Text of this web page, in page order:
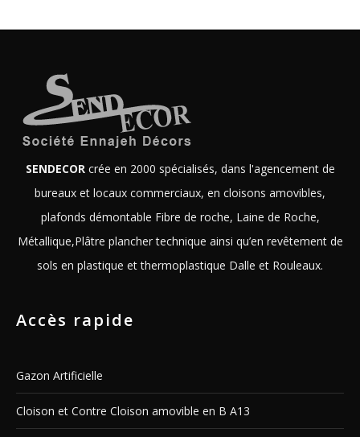
SENDECORcrée en 2000 spécialisés, dans l'agencement de
bureaux et locaux commerciaux, en cloisons amovibles,
plafonds démontable Fibre de roche, Laine de Roche,
Métallique,Plâtre plancher technique ainsi qu’en revêtement de
sols en plastique et thermoplastique Dalle et Rouleaux.
Accès rapide
Gazon Artificielle
Cloison et Contre Cloison amovible en B A13